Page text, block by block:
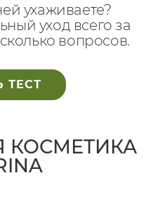
ухаживаете?
уход всего за
вопросов.
ТЕСТ
КОСМЕТИКА